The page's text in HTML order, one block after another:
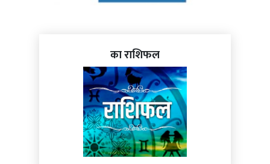
का राशिफल